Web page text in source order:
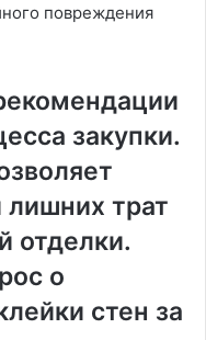
повреждения
закупки․
лишних трат
отделки․
о
стен за